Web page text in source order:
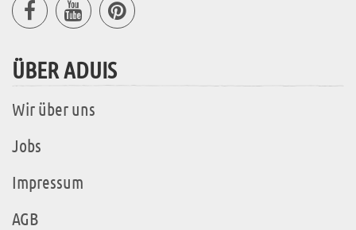
ÜBER ADUIS
Wir über uns
Jobs
Impressum
AGB